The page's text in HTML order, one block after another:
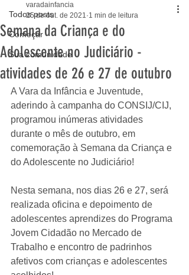
Todos posts
Começar
Sua comunidade
Semana da Criança e do
Adolescente no Judiciário -
atividades de 26 e 27 de outubro
varadainfancia
25 de out. de 2021 1 min de leitura
A Vara da Infância e Juventude,
aderindo à campanha do CONSIJ/CIJ,
programou inúmeras atividades
durante o mês de outubro, em
comemoração à Semana da Criança e
do Adolescente no Judiciário!
Nesta semana, nos dias 26 e 27, será
realizada oficina e depoimento de
adolescentes aprendizes do Programa
Jovem Cidadão no Mercado de
Trabalho e encontro de padrinhos
afetivos com crianças e adolescentes